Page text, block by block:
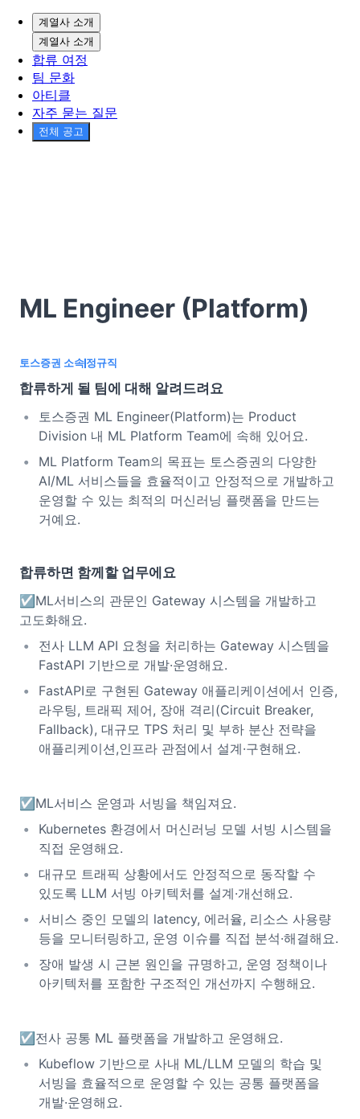
계열사 소개
계열사 소개
합류 여정
팀 문화
아티클
자주 묻는 질문
전체 공고
ML Engineer (Platform)
토스증권 소속정규직
합류하게 될 팀에 대해 알려드려요
토스증권 ML Engineer(Platform)는 Product
Division 내 ML Platform Team에 속해 있어요.
ML Platform Team의 목표는 토스증권의 다양한
AI/ML 서비스들을 효율적이고 안정적으로 개발하고
운영할 수 있는 최적의 머신러닝 플랫폼을 만드는
거예요.
합류하면 함께할 업무에요
☑️ML서비스의 관문인 Gateway 시스템을 개발하고
고도화해요.
전사 LLM API 요청을 처리하는 Gateway 시스템을
FastAPI 기반으로 개발·운영해요.
FastAPI로 구현된 Gateway 애플리케이션에서 인증,
라우팅, 트래픽 제어, 장애 격리(Circuit Breaker,
Fallback), 대규모 TPS 처리 및 부하 분산 전략을
애플리케이션,인프라 관점에서 설계·구현해요.
☑️ML서비스 운영과 서빙을 책임져요.
Kubernetes 환경에서 머신러닝 모델 서빙 시스템을
직접 운영해요.
대규모 트래픽 상황에서도 안정적으로 동작할 수
있도록 LLM 서빙 아키텍처를 설계·개선해요.
서비스 중인 모델의 latency, 에러율, 리소스 사용량
등을 모니터링하고, 운영 이슈를 직접 분석·해결해요.
장애 발생 시 근본 원인을 규명하고, 운영 정책이나
아키텍처를 포함한 구조적인 개선까지 수행해요.
☑️전사 공통 ML 플랫폼을 개발하고 운영해요.
Kubeflow 기반으로 사내 ML/LLM 모델의 학습 및
서빙을 효율적으로 운영할 수 있는 공통 플랫폼을
개발·운영해요.